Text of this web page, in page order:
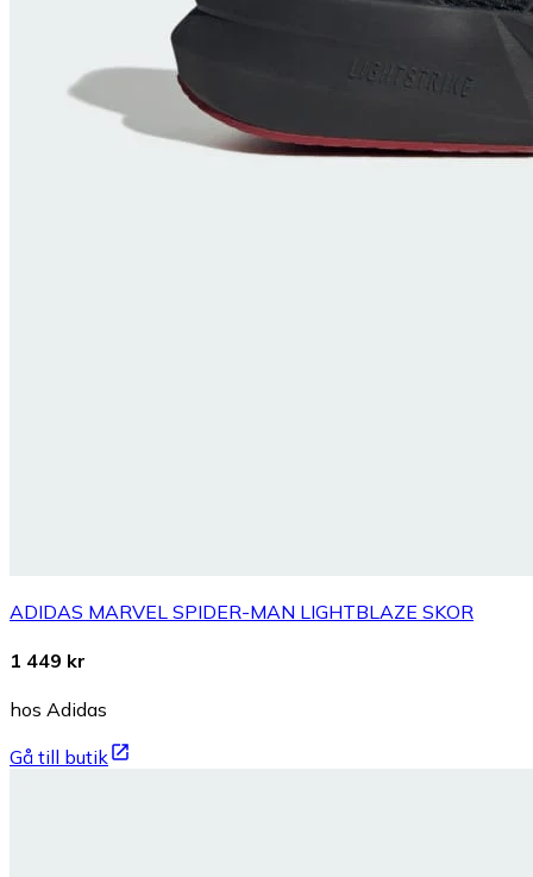
ADIDAS MARVEL SPIDER-MAN LIGHTBLAZE SKOR
1 449 kr
hos Adidas
Gå till butik